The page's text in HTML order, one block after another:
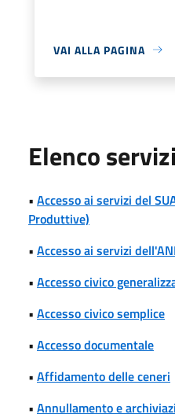
VAI ALLA PAGINA
Elenco
• Accesso ai servizi del
Produttive)
• Accesso ai servizi
• Accesso civico
• Accesso civico semplice
• Accesso documentale
• Affidamento delle ceneri
• Annullamento e